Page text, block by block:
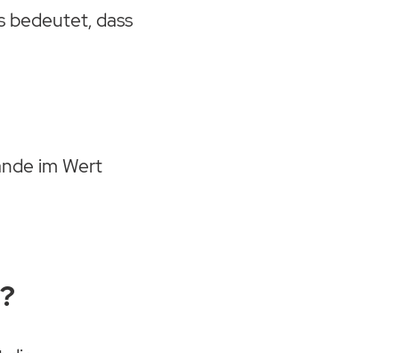
bedeutet, dass
im Wert